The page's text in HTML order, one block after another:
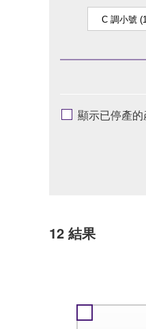
顯示已停產的
12 結果